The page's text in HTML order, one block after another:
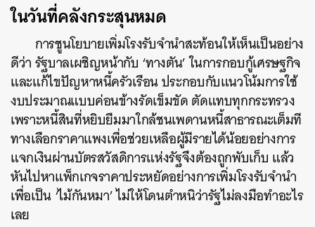
ในวันที่คลังกระสุนหมด
การชูนโยบายเพิ่มโรงรับจำนำสะท้อนให้เห็นเป็นอย่าง
ดีว่า รัฐบาลเผชิญหน้ากับ ‘ทางตัน’ ในการกอบกู้เศรษฐกิจ
และแก้ไขปัญหาหนี้ครัวเรือน ประกอบกับแนวโน้มการใช้
งบประมาณแบบค่อนข้างรัดเข็มขัด ตัดแทบทุกกระทรวง
เพราะหนี้สินที่หยิบยืมมาใกล้ชนเพดานหนี้สาธารณะเต็มที
ทางเลือกราคาแพงเพื่อช่วยเหลือผู้มีรายได้น้อยอย่างการ
แจกเงินผ่านบัตรสวัสดิการแห่งรัฐจึงต้องถูกพับเก็บ แล้ว
หันไปหาแพ็กเกจราคาประหยัดอย่างการเพิ่มโรงรับจำนำ
เพื่อเป็น ‘ไม้กันหมา’ ไม่ให้โดนตำหนิว่ารัฐไม่ลงมือทำอะไร
เลย